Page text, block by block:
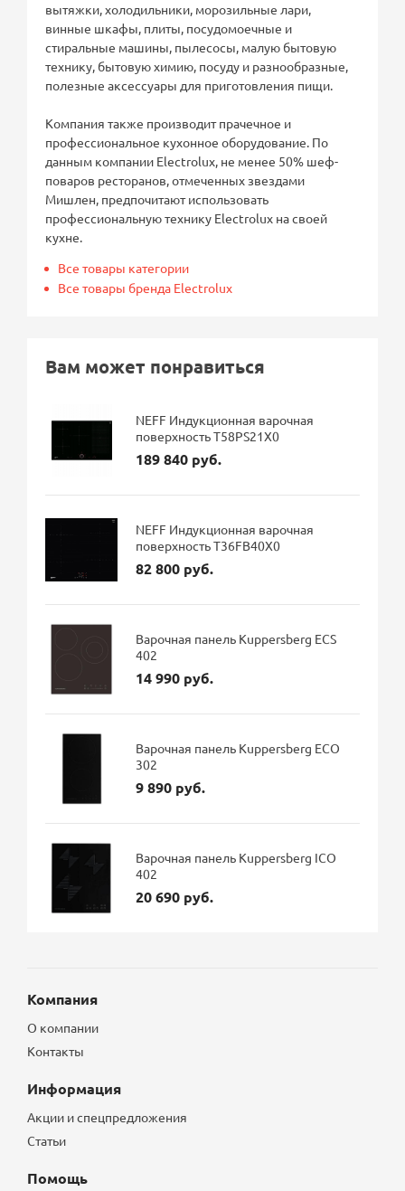
вытяжки, холодильники, морозильные лари,
винные шкафы, плиты, посудомоечные и
стиральные машины, пылесосы, малую бытовую
технику, бытовую химию, посуду и разнообразные,
полезные аксессуары для приготовления пищи.
Компания также производит прачечное и
профессиональное кухонное оборудование. По
данным компании Electrolux, не менее 50% шеф-
поваров ресторанов, отмеченных звездами
Мишлен, предпочитают использовать
профессиональную технику Electrolux на своей
кухне.
Все товары категории
Все товары бренда Electrolux
Вам может понравиться
NEFF Индукционная варочная
поверхность T58PS21X0
189 840 руб.
NEFF Индукционная варочная
поверхность T36FB40X0
82 800 руб.
Варочная панель Kuppersberg ECS
402
14 990 руб.
Варочная панель Kuppersberg ECO
302
9 890 руб.
Варочная панель Kuppersberg ICO
402
20 690 руб.
Компания
О компании
Контакты
Информация
Акции и спецпредложения
Статьи
Помощь